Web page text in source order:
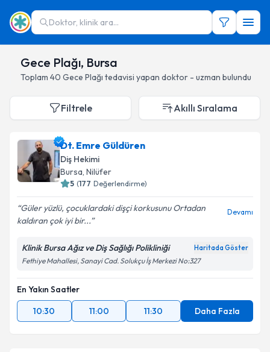
Doktor, klinik ara...
Gece Plağı, Bursa
Toplam 40 Gece Plağı tedavisi yapan doktor - uzman bulundu
Filtrele Akıllı Sıralama
Dt. Emre Güldüren
Diş Hekimi
Bursa, Nilüfer
5 (177 Değerlendirme)
Güler yüzlü, çocuklardaki dişçi korkusunu Ortadan
kaldıran çok iyi bir...
Devamı
Klinik Bursa Ağız ve Diş Sağlığı Polikliniği Haritada Göster
Fethiye Mahallesi, Sanayi Cad. Solukçu İş Merkezi No:327
En Yakın Saatler
10:30
11:00 11:30 Daha Fazla